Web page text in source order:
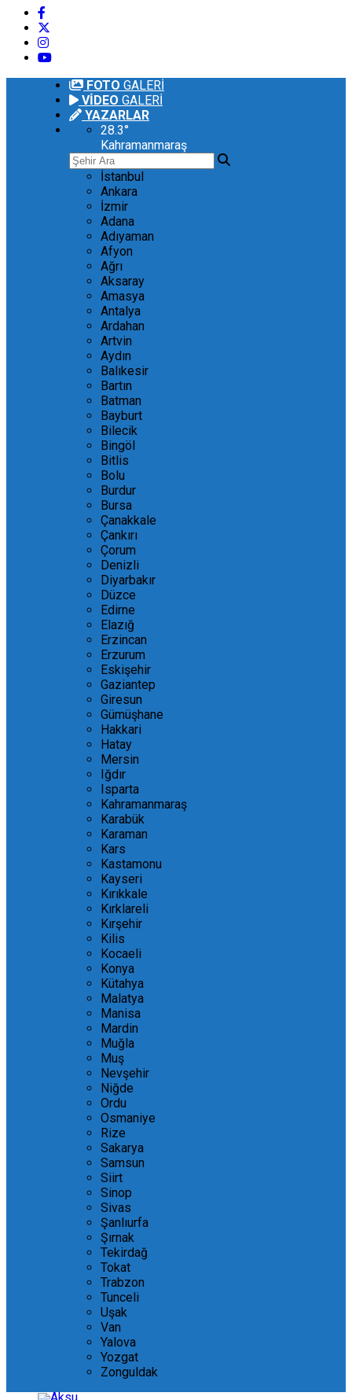
FOTO GALERİ
VİDEO GALERİ
YAZARLAR
28.3°
Kahramanmaraş
İstanbul
Ankara
İzmir
Adana
Adıyaman
Afyon
Ağrı
Aksaray
Amasya
Antalya
Ardahan
Artvin
Aydın
Balıkesir
Bartın
Batman
Bayburt
Bilecik
Bingöl
Bitlis
Bolu
Burdur
Bursa
Çanakkale
Çankırı
Çorum
Denizli
Diyarbakır
Düzce
Edirne
Elazığ
Erzincan
Erzurum
Eskişehir
Gaziantep
Giresun
Gümüşhane
Hakkari
Hatay
Mersin
Iğdır
Isparta
Kahramanmaraş
Karabük
Karaman
Kars
Kastamonu
Kayseri
Kırıkkale
Kırklareli
Kırşehir
Kilis
Kocaeli
Konya
Kütahya
Malatya
Manisa
Mardin
Muğla
Muş
Nevşehir
Niğde
Ordu
Osmaniye
Rize
Sakarya
Samsun
Siirt
Sinop
Sivas
Şanlıurfa
Şırnak
Tekirdağ
Tokat
Trabzon
Tunceli
Uşak
Van
Yalova
Yozgat
Zonguldak